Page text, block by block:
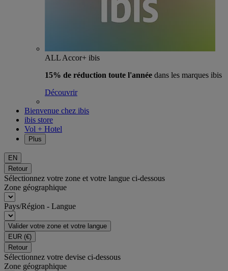
ALL Accor+ ibis
15% de réduction toute l'année dans les marques ibis
Découvrir
Bienvenue chez ibis
ibis store
Vol + Hotel
Plus
EN
Retour
Sélectionnez votre zone et votre langue ci-dessous
Zone géographique
Pays/Région - Langue
Valider votre zone et votre langue
EUR (€)
Retour
Sélectionnez votre devise ci-dessous
Zone géographique